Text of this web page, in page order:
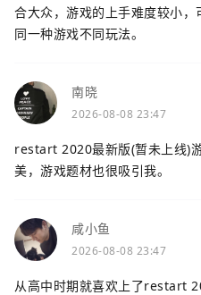
合大众，游戏的上手难度较小
同一种游戏不同玩法。
南晓
2026-08-08 23:47
restart 2020最新版(暂未上线)
美，游戏题材也很吸引我。
咸小鱼
2026-08-08 23:47
从高中时期就喜欢上了restart